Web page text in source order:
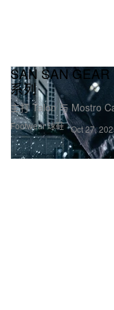
Footwear 球鞋
SAN SAN
系列
主打 Talon 与 Mostro
Oct 27,